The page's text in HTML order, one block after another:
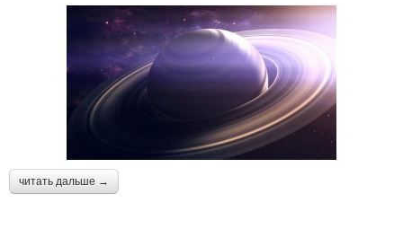
читать дальше →